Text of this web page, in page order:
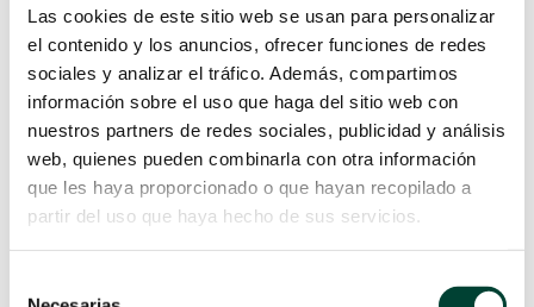
Las cookies de este sitio web se usan para personalizar
el contenido y los anuncios, ofrecer funciones de redes
sociales y analizar el tráfico. Además, compartimos
información sobre el uso que haga del sitio web con
nuestros partners de redes sociales, publicidad y análisis
web, quienes pueden combinarla con otra información
que les haya proporcionado o que hayan recopilado a
partir del uso que haya hecho de sus servicios.
menos interrupciones en el flujo de trabajo y una
mayor aceptación por parte del equipo. El
resultado: datos más continuos, una mejor
integración clínica y un apoyo más fiable para las
decisiones terapéuticas tanto en el quirófano
como en la UCI.